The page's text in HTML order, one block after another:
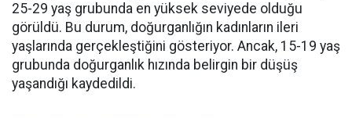
25-29 yaş grubunda en yüksek seviyede olduğu
görüldü. Bu durum, doğurganlığın kadınların ileri
yaşlarında gerçekleştiğini gösteriyor. Ancak, 15-19 yaş
grubunda doğurganlık hızında belirgin bir düşüş
yaşandığı kaydedildi.